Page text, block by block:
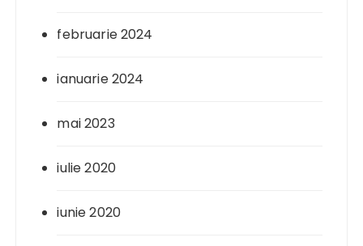
februarie 2024
ianuarie 2024
mai 2023
iulie 2020
iunie 2020